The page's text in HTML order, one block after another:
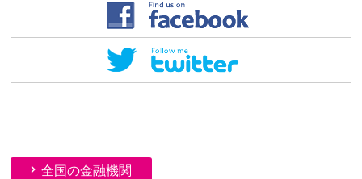
全国の金融機関